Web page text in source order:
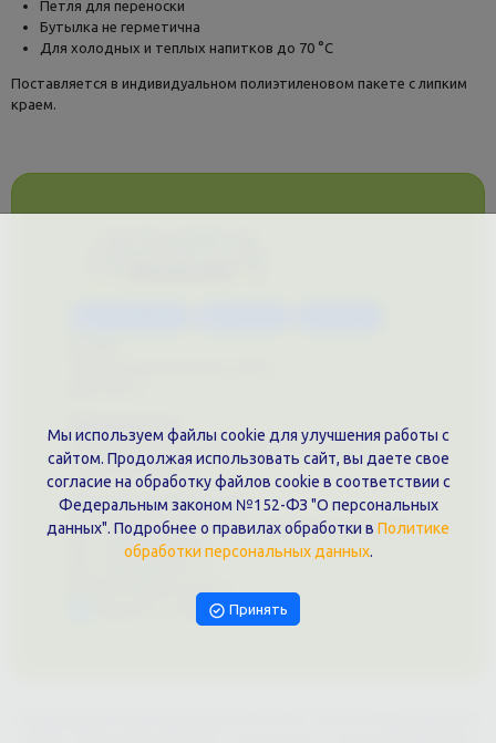
Петля для переноски
Бутылка не герметична
Для холодных и теплых напитков до 70 °C
Поставляется в индивидуальном полиэтиленовом пакете с липким
краем.
Документы
Политика обработки персональных данных
Публичная оферта
Контакты филиала
г. Краснодар, ул. Шоссе Нефтяников, 28, оф. 51
+7 (861)202-09-02
Написать в Telegram
Мы используем файлы cookie для улучшения работы с
сайтом. Продолжая использовать сайт, вы даете свое
согласие на обработку файлов cookie в соответствии с
Федеральным законом №152-ФЗ "О персональных
данных". Подробнее о правилах обработки в Политике
обработки персональных данных.
Принять